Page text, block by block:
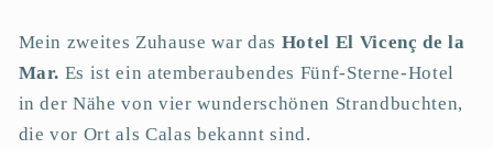
Mein zweites Zuhause war das Hotel El Vicenç de la
Mar. Es ist ein atemberaubendes Fünf-Sterne-Hotel
in der Nähe von vier wunderschönen Strandbuchten,
die vor Ort als Calas bekannt sind.